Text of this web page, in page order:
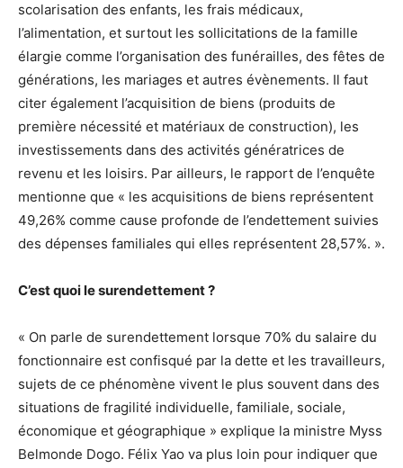
scolarisation des enfants, les frais médicaux,
l’alimentation, et surtout les sollicitations de la famille
élargie comme l’organisation des funérailles, des fêtes de
générations, les mariages et autres évènements. Il faut
citer également l’acquisition de biens (produits de
première nécessité et matériaux de construction), les
investissements dans des activités génératrices de
revenu et les loisirs. Par ailleurs, le rapport de l’enquête
mentionne que « les acquisitions de biens représentent
49,26% comme cause profonde de l’endettement suivies
des dépenses familiales qui elles représentent 28,57%. ».
C’est quoi le surendettement ?
« On parle de surendettement lorsque 70% du salaire du
fonctionnaire est confisqué par la dette et les travailleurs,
sujets de ce phénomène vivent le plus souvent dans des
situations de fragilité individuelle, familiale, sociale,
économique et géographique » explique la ministre Myss
Belmonde Dogo. Félix Yao va plus loin pour indiquer que